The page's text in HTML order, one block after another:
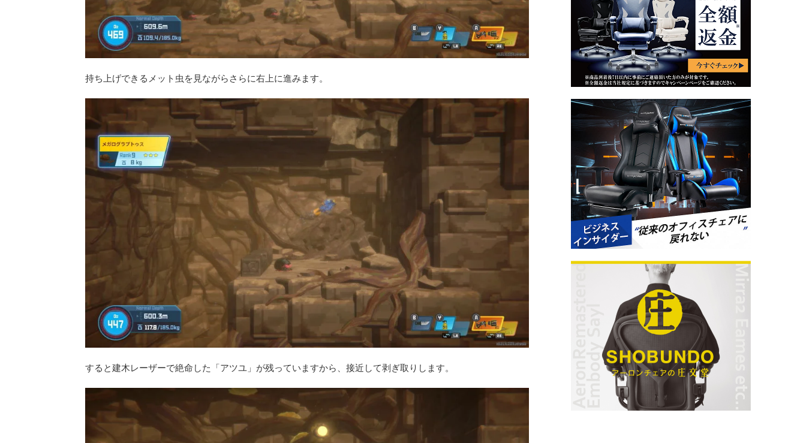
持ち上げできるメット虫を見ながらさらに右上に進みます。
すると建木レーザーで絶命した「アツユ」が残っていますから、接近して剥ぎ取りします。